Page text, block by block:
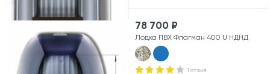
78 700 ₽
Лодка ПВХ Флагман 400 U НДНД
1 отзыв